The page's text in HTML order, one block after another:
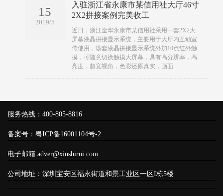
15
2019/5
入驻浙江省永康市某信用社大厅46寸
2X2拼接案例完美收工
​​近日，浙江金华永康市某信用社采用一套2X2大
屏幕液晶拼接显示系统，主要用于大厅内互动宣
传使用，该套液晶拼接显示系统外加10点红外触
摸，可随意切换触摸大屏幕，具有高分辨率，高
亮度，超宽视角，色彩还原真实，画面…
服务热线：400-805-8816
备案号： 粤ICP备16001104号-2
电子邮箱:adver@xinshirui.com
公司地址：深圳宝安区福永街道和景工业区一区I栋5楼